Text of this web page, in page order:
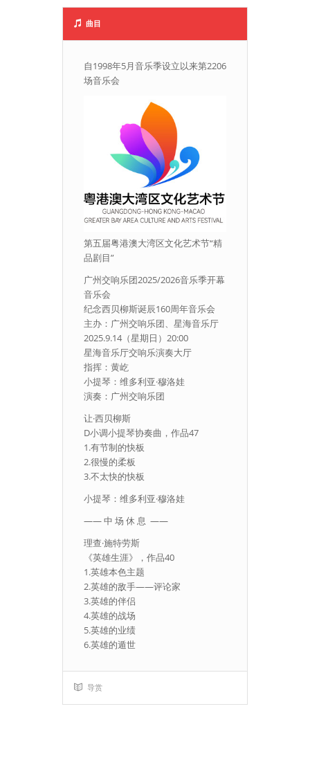
曲目
自1998年5月音乐季设立以来第2206
场音乐会
第五届粤港澳大湾区文化艺术节“精
品剧目”
广州交响乐团2025/2026音乐季开幕
音乐会
纪念西贝柳斯诞辰160周年音乐会
主办：广州交响乐团、星海音乐厅
2025.9.14（星期日）20:00
星海音乐厅交响乐演奏大厅
指挥：黄屹
小提琴：维多利亚·穆洛娃
演奏：广州交响乐团
让·西贝柳斯
D小调小提琴协奏曲，作品47
1.有节制的快板
2.很慢的柔板
3.不太快的快板
小提琴：维多利亚·穆洛娃
—— 中 场 休 息 ——
理查·施特劳斯
《英雄生涯》，作品40
1.英雄本色主题
2.英雄的敌手——评论家
3.英雄的伴侣
4.英雄的战场
5.英雄的业绩
6.英雄的遁世
导赏